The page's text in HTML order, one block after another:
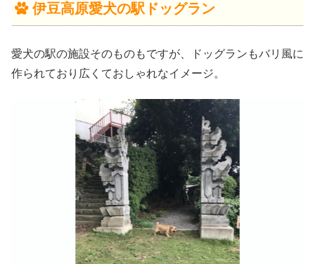
伊豆高原愛犬の駅ドッグラン
愛犬の駅の施設そのものもですが、ドッグランもバリ風に
作られており広くておしゃれなイメージ。